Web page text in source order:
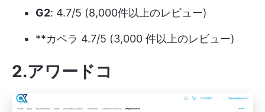
G2: 4.7/5 (8,000件以上のレビュー)
**カペラ 4.7/5 (3,000 件以上のレビュー)
2.アワードコ